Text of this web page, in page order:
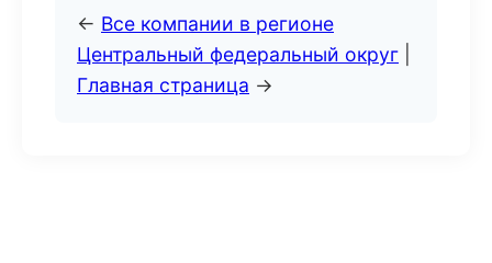
← Все компании в регионе
Центральный федеральный округ
Главная страница →